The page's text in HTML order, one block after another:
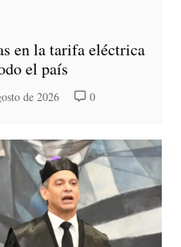
en la tarifa eléctrica
el país
de 2026 0